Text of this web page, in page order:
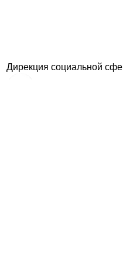
Дирекция социальной